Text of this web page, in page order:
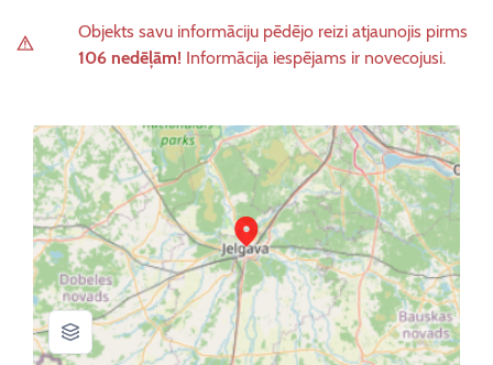
Objekts savu informāciju pēdējo reizi atjaunojis pirms
106 nedēļām! Informācija iespējams ir novecojusi.